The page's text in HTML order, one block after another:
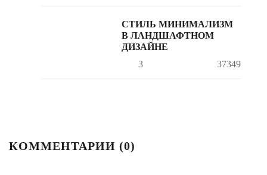
СТИЛЬ МИНИМАЛИЗМ
В ЛАНДШАФТНОМ
ДИЗАЙНЕ
3
37349
КОММЕНТАРИИ (0)